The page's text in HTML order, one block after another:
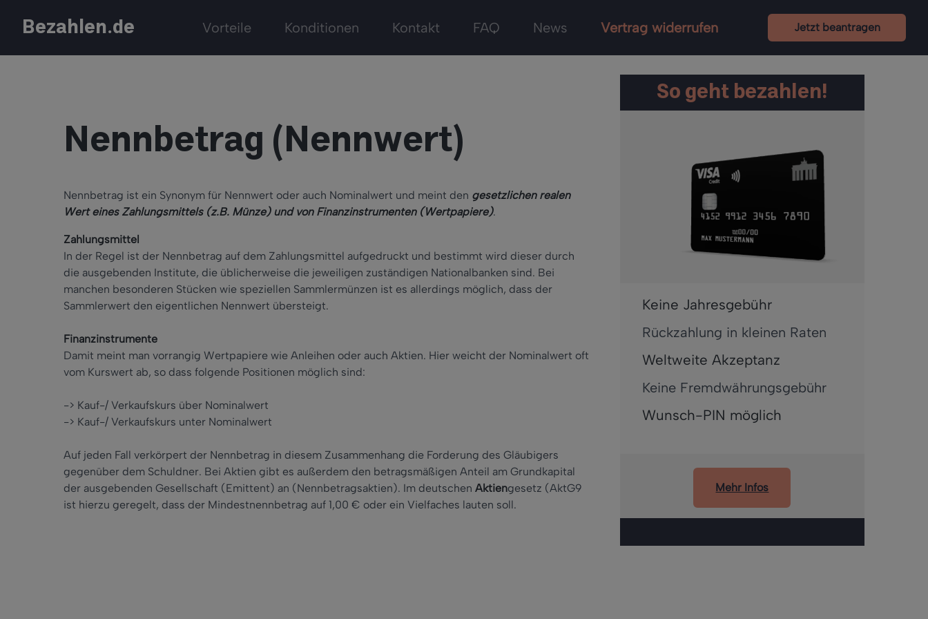
Bezahlen.de Vorteile Konditionen Kontakt FAQ News Vertrag widerrufen Jetzt beantragen
Nennbetrag (Nennwert)
Nennbetrag ist ein Synonym für Nennwert oder auch Nominalwert und meint den gesetzlichen realen
Wert eines Zahlungsmittels (z.B. Münze) und von Finanzinstrumenten (Wertpapiere).
Zahlungsmittel
In der Regel ist der Nennbetrag auf dem Zahlungsmittel aufgedruckt und bestimmt wird dieser durch
die ausgebenden Institute, die üblicherweise die jeweiligen zuständigen Nationalbanken sind. Bei
manchen besonderen Stücken wie speziellen Sammlermünzen ist es allerdings möglich, dass der
Sammlerwert den eigentlichen Nennwert übersteigt.
Finanzinstrumente
Damit meint man vorrangig Wertpapiere wie Anleihen oder auch Aktien. Hier weicht der Nominalwert oft
vom Kurswert ab, so dass folgende Positionen möglich sind:
-> Kauf-/ Verkaufskurs über Nominalwert
-> Kauf-/ Verkaufskurs unter Nominalwert
Auf jeden Fall verkörpert der Nennbetrag in diesem Zusammenhang die Forderung des Gläubigers
gegenüber dem Schuldner. Bei Aktien gibt es außerdem den betragsmäßigen Anteil am Grundkapital
der ausgebenden Gesellschaft (Emittent) an (Nennbetragsaktien). Im deutschen Aktiengesetz (AktG9
ist hierzu geregelt, dass der Mindestnennbetrag auf 1,00 € oder ein Vielfaches lauten soll.
So geht bezahlen!
Keine Jahresgebühr
Rückzahlung in kleinen Raten
Weltweite Akzeptanz
Keine Fremdwährungsgebühr
Wunsch-PIN möglich
Mehr Infos